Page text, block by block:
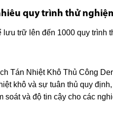
quy trình thử
lưu trữ lên đến 1000 quy
Tán Nhiệt Khô Thủ Công
khô và sự tuân thủ quy
soát và độ tin cậy cho các